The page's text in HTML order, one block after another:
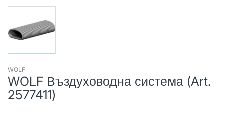
WOLF
WOLF Въздуховодна система (Art.
2577411)